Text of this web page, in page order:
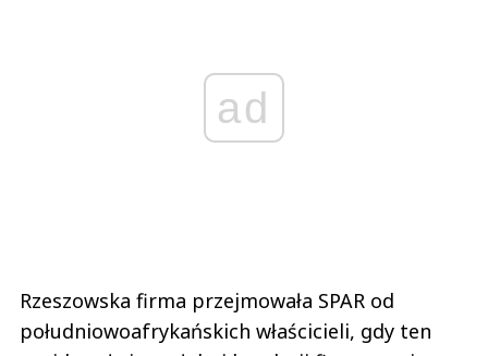
ad
Rzeszowska firma przejmowała SPAR od
południowoafrykańskich właścicieli, gdy ten